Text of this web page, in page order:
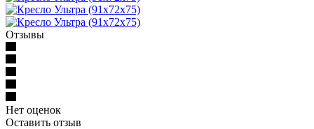
Отзывы
Нет оценок
Оставить отзыв